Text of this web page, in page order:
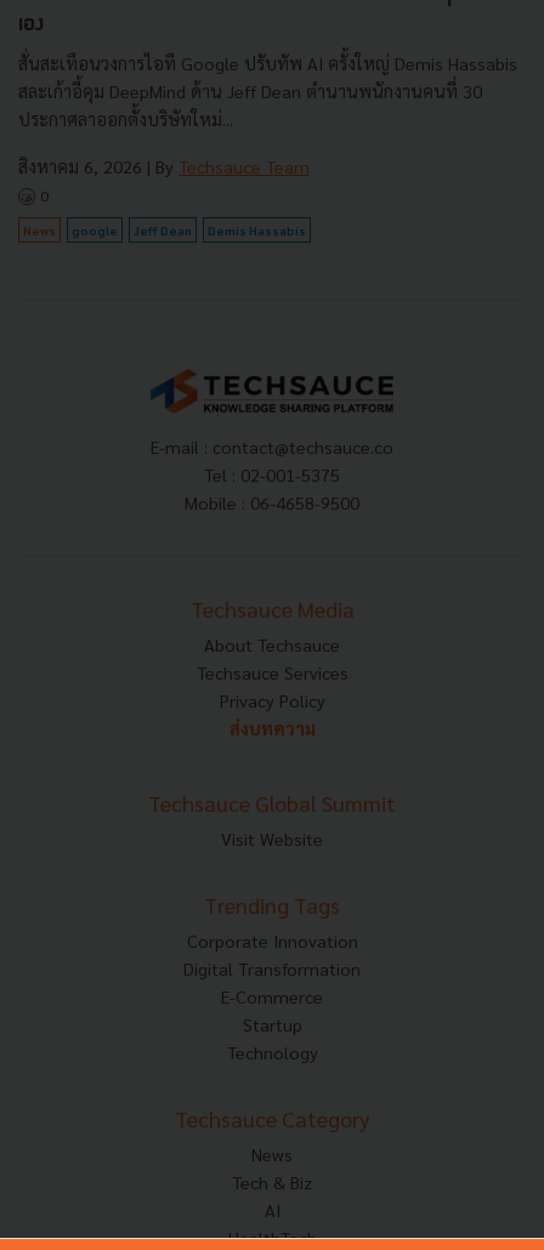
เอง
สั่นสะเทือนวงการไอที Google ปรับทัพ AI ครั้งใหญ่ Demis Hassabis
สละเก้าอี้คุม DeepMind ด้าน Jeff Dean ตำนานพนักงานคนที่ 30
ประกาศลาออกตั้งบริษัทใหม่...
สิงหาคม 6, 2026 | By Techsauce Team
0
News google Jeff Dean Demis Hassabis
E-mail : contact@techsauce.co
Tel : 02-001-5375
Mobile : 06-4658-9500
Techsauce Media
About Techsauce
Techsauce Services
Privacy Policy
ส่งบทความ
Techsauce Global Summit
Visit Website
Trending Tags
Corporate Innovation
Digital Transformation
E-Commerce
Startup
Technology
Techsauce Category
News
Tech & Biz
AI
HealthTech